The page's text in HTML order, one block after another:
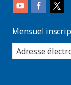
Mensuel
enter
you
email